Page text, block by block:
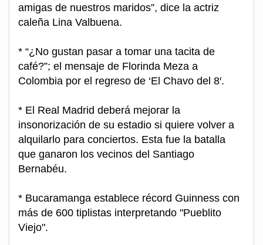
amigas de nuestros maridos”, dice la actriz
caleña Lina Valbuena.
* “¿No gustan pasar a tomar una tacita de
café?”; el mensaje de Florinda Meza a
Colombia por el regreso de ‘El Chavo del 8′.
* El Real Madrid deberá mejorar la
insonorización de su estadio si quiere volver a
alquilarlo para conciertos. Esta fue la batalla
que ganaron los vecinos del Santiago
Bernabéu.
* Bucaramanga establece récord Guinness con
más de 600 tiplistas interpretando "Pueblito
Viejo".